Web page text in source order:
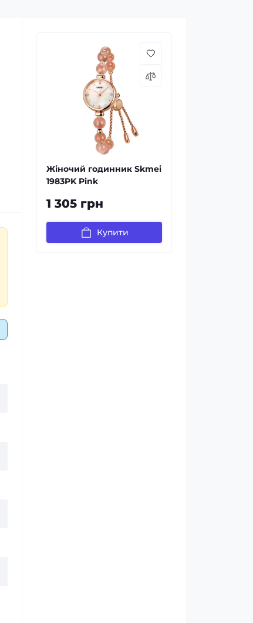
Жіночий годинник Skmei
1983PK Pink
1 305 грн
Купити